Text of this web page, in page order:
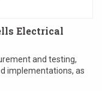
Electrical
and testing,
implementations, as